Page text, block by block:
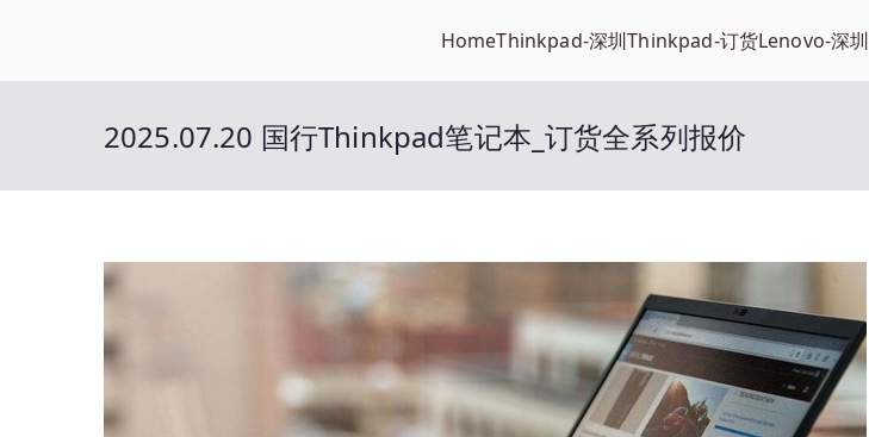
HomeThinkpad-深圳Thinkpad-订货Lenovo-深圳
2025.07.20 国行Thinkpad笔记本_订货全系列报价